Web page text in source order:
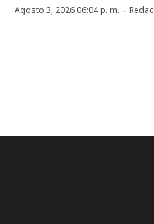
Agosto 3, 2026 06:04 p. m. ·